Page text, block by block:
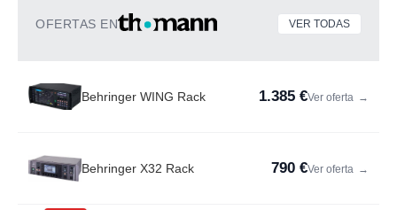
OFERTAS EN VER TODAS
Behringer WING Rack 1.385 €Ver oferta →
Behringer X32 Rack 790 €Ver oferta →